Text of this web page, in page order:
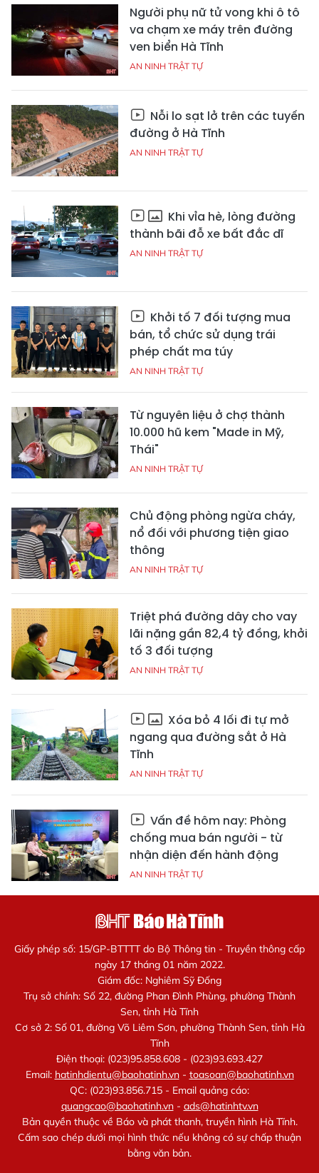
Người phụ nữ tử vong khi ô tô
va chạm xe máy trên đường
ven biển Hà Tĩnh
AN NINH TRẬT TỰ
Nỗi lo sạt lở trên các tuyến
đường ở Hà Tĩnh
AN NINH TRẬT TỰ
Khi vỉa hè, lòng đường
thành bãi đỗ xe bất đắc dĩ
AN NINH TRẬT TỰ
Khởi tố 7 đối tượng mua
bán, tổ chức sử dụng trái
phép chất ma túy
AN NINH TRẬT TỰ
Từ nguyên liệu ở chợ thành
10.000 hũ kem "Made in Mỹ,
Thái"
AN NINH TRẬT TỰ
Chủ động phòng ngừa cháy,
nổ đối với phương tiện giao
thông
AN NINH TRẬT TỰ
Triệt phá đường dây cho vay
lãi nặng gần 82,4 tỷ đồng, khởi
tố 3 đối tượng
AN NINH TRẬT TỰ
Xóa bỏ 4 lối đi tự mở
ngang qua đường sắt ở Hà
Tĩnh
AN NINH TRẬT TỰ
Vấn đề hôm nay: Phòng
chống mua bán người - từ
nhận diện đến hành động
AN NINH TRẬT TỰ
Giấy phép số: 15/GP-BTTTT do Bộ Thông tin - Truyền thông cấp
ngày 17 tháng 01 năm 2022.
Giám đốc: Nghiêm Sỹ Đống
Trụ sở chính: Số 22, đường Phan Đình Phùng, phường Thành
Sen, tỉnh Hà Tĩnh
Cơ sở 2: Số 01, đường Võ Liêm Sơn, phường Thành Sen, tỉnh Hà
Tĩnh
Điện thoại: (023)95.858.608 - (023)93.693.427
Email: hatinhdientu@baohatinh.vn- toasoan@baohatinh.vn
QC: (023)93.856.715 - Email quảng cáo:
quangcao@baohatinh.vn- ads@hatinhtv.vn
Bản quyền thuộc về Báo và phát thanh, truyền hình Hà Tĩnh.
Cấm sao chép dưới mọi hình thức nếu không có sự chấp thuận
bằng văn bản.